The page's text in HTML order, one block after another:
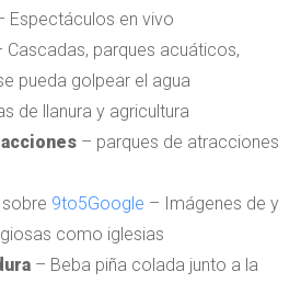
Espectáculos en vivo
Cascadas, parques acuáticos,
pueda golpear el agua
de llanura y agricultura
– parques de atracciones
sobre 9to5Google – Imágenes de y
como iglesias
– Beba piña colada junto a la